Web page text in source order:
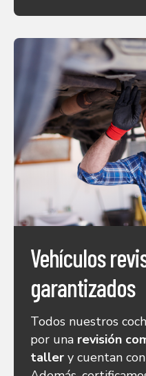
Vehículos
garantizados
Todos nuestros
por una revisión
taller y cuentan